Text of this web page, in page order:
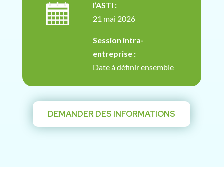
l’ASTI :
21 mai 2026
Session intra-
entreprise :
Date à définir ensemble
DEMANDER DES INFORMATIONS